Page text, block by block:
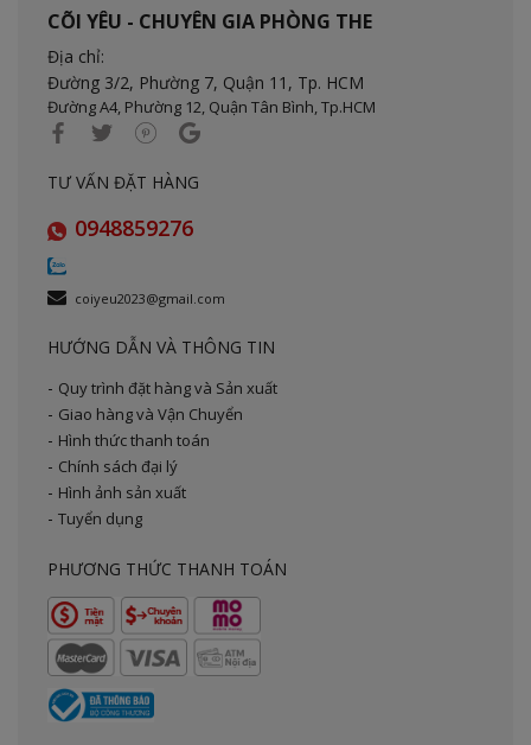
CÕI YÊU - CHUYÊN GIA PHÒNG THE
Địa chỉ:
Đường 3/2, Phường 7, Quận 11, Tp. HCM
Đường A4, Phường 12, Quận Tân Bình, Tp.HCM
TƯ VẤN ĐẶT HÀNG
0948859276
coiyeu2023@gmail.com
HƯỚNG DẪN VÀ THÔNG TIN
Quy trình đặt hàng và Sản xuất
Giao hàng và Vận Chuyển
Hình thức thanh toán
Chính sách đại lý
Hình ảnh sản xuất
Tuyển dụng
PHƯƠNG THỨC THANH TOÁN